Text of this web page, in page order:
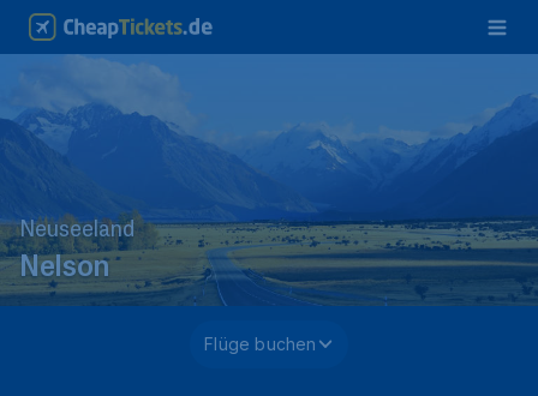
Neuseeland
Nelson
Flüge buchen